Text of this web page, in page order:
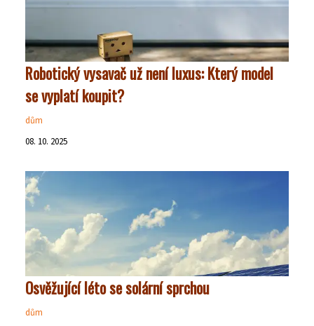
Robotický vysavač už není luxus: Který model
se vyplatí koupit?
dům
08. 10. 2025
Osvěžující léto se solární sprchou
dům